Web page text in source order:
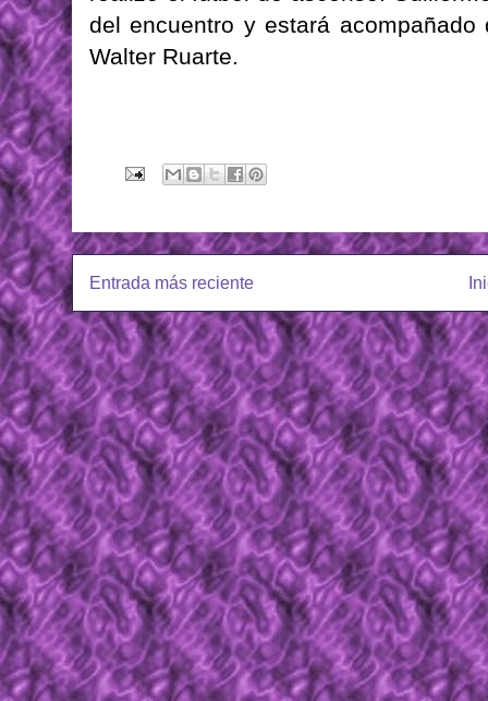
del encuentro y estará
Walter Ruarte.
Entrada más reciente